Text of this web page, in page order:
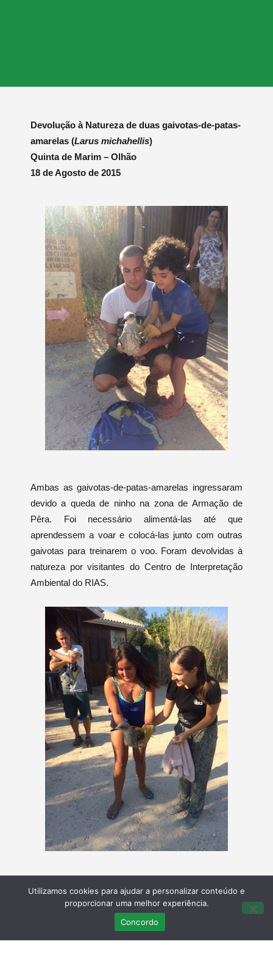
Devolução à Natureza de duas gaivotas-de-patas-
amarelas (Larus michahellis)
Quinta de Marim – Olhão
18 de Agosto de 2015
Ambas as gaivotas-de-patas-amarelas ingressaram
devido a queda de ninho na zona de Armação de
Pêra. Foi necessário alimentá-las até que
aprendessem a voar e colocá-las junto com outras
gaivotas para treinarem o voo. Foram devolvidas à
natureza por visitantes do Centro de Interpretação
Ambiental do RIAS.
Utilizamos cookies para ajudar a personalizar conteúdo e
proporcionar uma melhor experiência.
Concordo